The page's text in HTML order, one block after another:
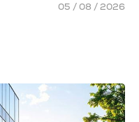
05 / 08 / 2026